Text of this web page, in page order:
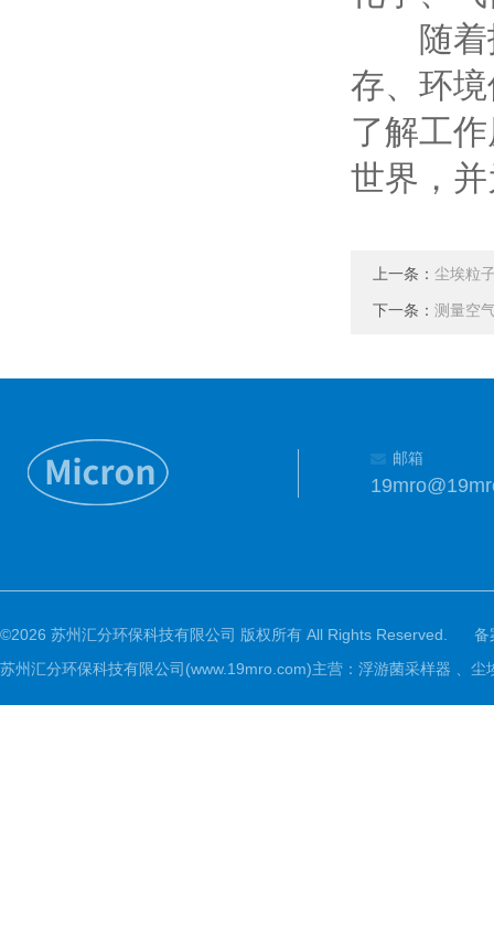
随着技
存、环
了解工
世界，
上一条： 尘埃粒
下一条： 测量空
邮箱
©2026 苏州汇分环保科技有限公司 版权所有 All Rights Reserved.
备
苏州汇分环保科技有限公司(www.19mro.com)主营：浮游菌采样器 、